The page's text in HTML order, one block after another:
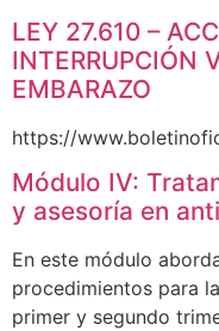
LEY 27.610 –
INTERRUPCIÓN
EMBARAZO
https://
Módulo IV:
y asesoría en
En este módulo
procedimientos para
primer y segundo